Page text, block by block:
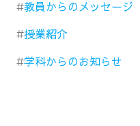
教員からのメッセージ
授業紹介
学科からのお知らせ